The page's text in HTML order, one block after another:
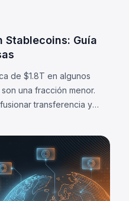
Stablecoins: Guía
de $1.8T en algunos
una fracción menor.
transferencia y